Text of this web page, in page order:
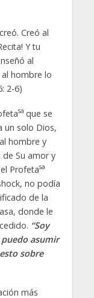
Creó al
Y tu
al
hombre lo
2-6)
sa que se
un solo Dios,
hombre y
Su amor y
Profetasa
no podía
de la
donde le
“Soy
asumir
sobre
más